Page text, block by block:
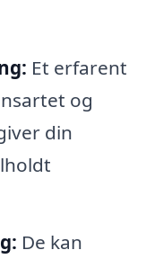
Et erfarent
og
din
De kan